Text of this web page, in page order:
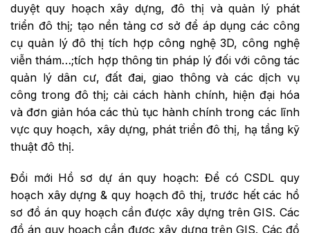
duyệt quy hoạch xây dựng, đô thị và quản lý phát
triển đô thị; tạo nền tảng cơ sở để áp dụng các công
cụ quản lý đô thị tích hợp công nghệ 3D, công nghệ
viễn thám…;tích hợp thông tin pháp lý đối với công tác
quản lý dân cư, đất đai, giao thông và các dịch vụ
công trong đô thị; cải cách hành chính, hiện đại hóa
và đơn giản hóa các thủ tục hành chính trong các lĩnh
vực quy hoạch, xây dựng, phát triển đô thị, hạ tầng kỹ
thuật đô thị.
Đổi mới Hồ sơ dự án quy hoạch: Để có CSDL quy
hoạch xây dựng & quy hoạch đô thị, trước hết các hồ
sơ đồ án quy hoạch cần được xây dựng trên GIS. Các
đồ án quy hoạch cần được xây dựng trên GIS. Các đồ